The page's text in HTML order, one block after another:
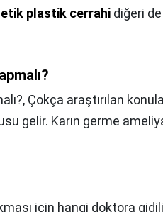
plastik cerrahi diğeri
Çokça araştırılan
gelir. Karın germe
için hangi doktora